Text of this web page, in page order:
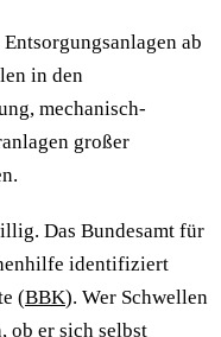
ab
in den
mechanisch-
großer
Das Bundesamt für
identifiziert
(BBK). Wer Schwellen
ob er sich selbst